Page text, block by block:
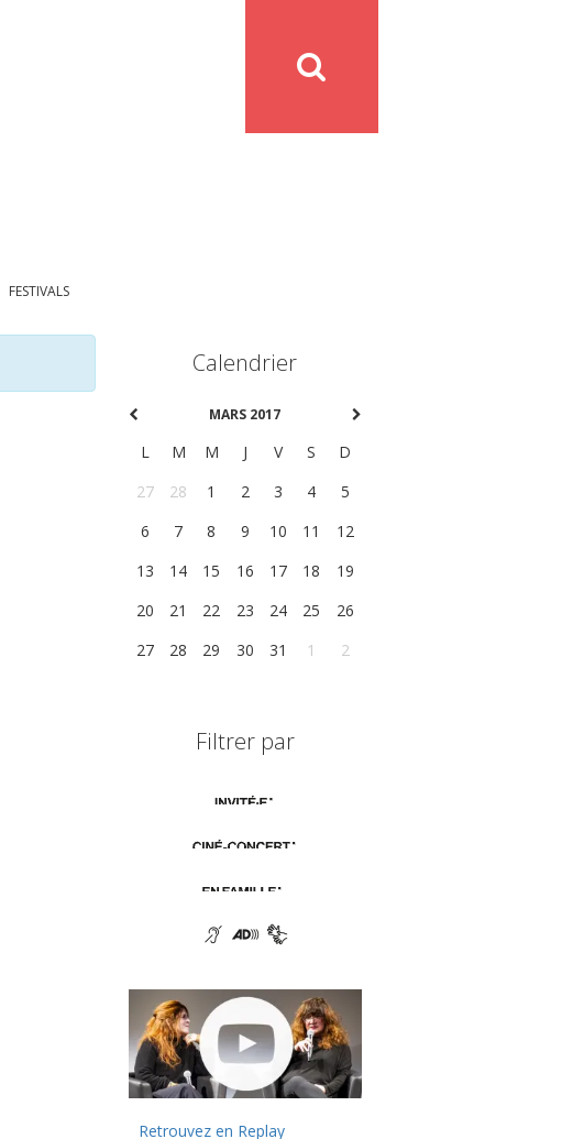
FESTIVALS
Calendrier
MARS 2017
L M M J V S
D
27
28 1 2 3 4
5
6
7 8 9 10 11
12
13
14 15 16 17 18
19
20
21 22 23 24 25
26
27
28 29 30 31 1 2
Filtrer par
Retrouvez en Replay